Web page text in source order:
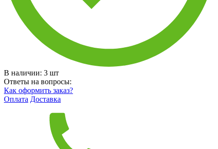
В наличии: 3 шт
Ответы на вопросы:
Как оформить заказ?
Оплата Доставка